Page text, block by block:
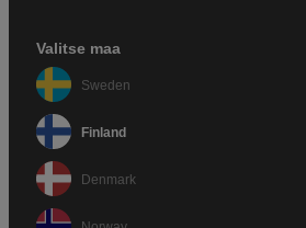
Valitse maa
Sweden
Finland
Denmark